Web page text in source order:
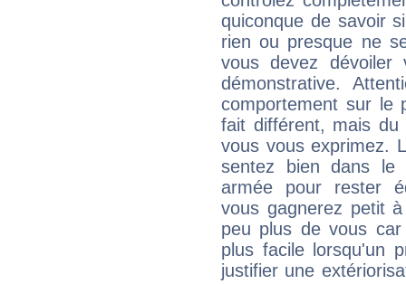
quiconque de savoir
rien ou presque ne
vous devez
démonstrative.
comportement sur le
fait différent, mais du
vous vous exprimez.
sentez bien dans le
armée pour rester
vous gagnerez petit
peu plus de vous
plus facile lorsqu'un
justifier une